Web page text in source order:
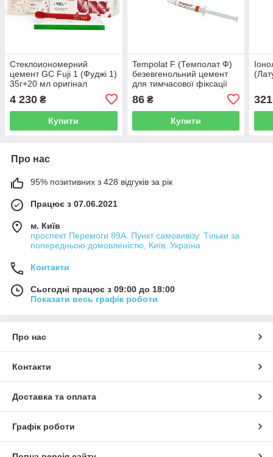
Стеклоиономерний
цемент GC Fuji 1 (Фуджі 1)
35г+20 мл оригінал
4 230 ₴
Купити
Tempolat F (Темполат Ф)
безевгенольний цемент
для тимчасової фіксації
86₴
Купити
321
Про нас
95% позитивних з 428 відгуків за рік
Працює з 07.06.2021
м. Київ
проспект Перемоги 89А. Пункт самовивізу. Тільки за
попередньою домовленістю, Київ, Україна
Контакти
Сьогодні працює з 09:00 до 18:00
Показати весь графік роботи
Про нас
Контакти
Доставка та оплата
Графік роботи